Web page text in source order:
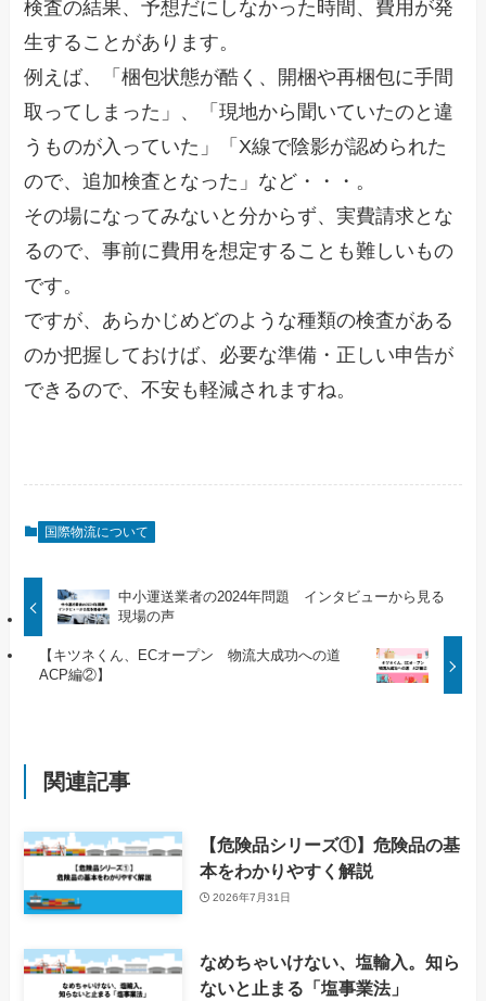
検査の結果、予想だにしなかった時間、費用が発
生することがあります。
例えば、「梱包状態が酷く、開梱や再梱包に手間
取ってしまった」、「現地から聞いていたのと違
うものが入っていた」「X線で陰影が認められた
ので、追加検査となった」など・・・。
その場になってみないと分からず、実費請求とな
るので、事前に費用を想定することも難しいもの
です。
ですが、あらかじめどのような種類の検査がある
のか把握しておけば、必要な準備・正しい申告が
できるので、不安も軽減されますね。
国際物流について
中小運送業者の2024年問題 インタビューから見る
現場の声
【キツネくん、ECオープン 物流大成功への道
ACP編②】
関連記事
【危険品シリーズ①】危険品の基
本をわかりやすく解説
2026年7月31日
なめちゃいけない、塩輸入。知ら
ないと止まる「塩事業法」